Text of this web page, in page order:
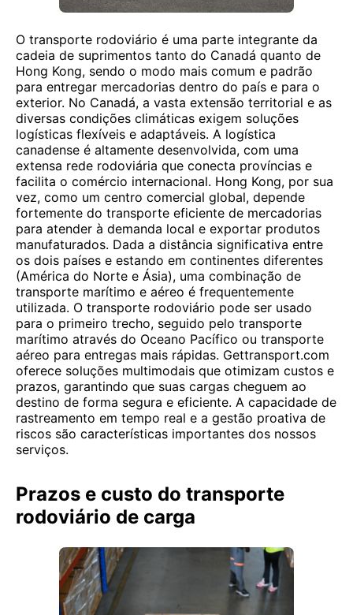
O transporte rodoviário é uma parte integrante da
cadeia de suprimentos tanto do Canadá quanto de
Hong Kong, sendo o modo mais comum e padrão
para entregar mercadorias dentro do país e para o
exterior. No Canadá, a vasta extensão territorial e as
diversas condições climáticas exigem soluções
logísticas flexíveis e adaptáveis. A logística
canadense é altamente desenvolvida, com uma
extensa rede rodoviária que conecta províncias e
facilita o comércio internacional. Hong Kong, por sua
vez, como um centro comercial global, depende
fortemente do transporte eficiente de mercadorias
para atender à demanda local e exportar produtos
manufaturados. Dada a distância significativa entre
os dois países e estando em continentes diferentes
(América do Norte e Ásia), uma combinação de
transporte marítimo e aéreo é frequentemente
utilizada. O transporte rodoviário pode ser usado
para o primeiro trecho, seguido pelo transporte
marítimo através do Oceano Pacífico ou transporte
aéreo para entregas mais rápidas. Gettransport.com
oferece soluções multimodais que otimizam custos e
prazos, garantindo que suas cargas cheguem ao
destino de forma segura e eficiente. A capacidade de
rastreamento em tempo real e a gestão proativa de
riscos são características importantes dos nossos
serviços.
Prazos e custo do transporte
rodoviário de carga